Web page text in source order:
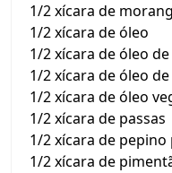
1/2 xícara de
1/2 xícara de óleo
1/2 xícara de óleo
1/2 xícara de óleo
1/2 xícara de óleo
1/2 xícara de passas
1/2 xícara de pepino
1/2 xícara de